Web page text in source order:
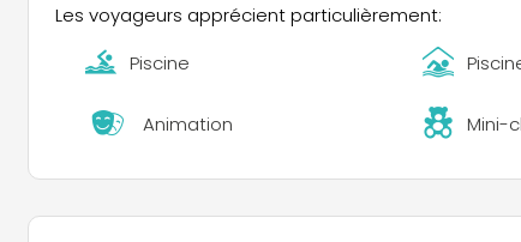
Les voyageurs apprécient particulièrement:
Piscine
Animation Mini-